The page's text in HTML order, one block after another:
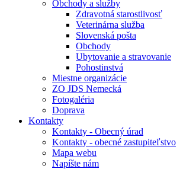
Obchody a služby
Zdravotná starostlivosť
Veterinárna služba
Slovenská pošta
Obchody
Ubytovanie a stravovanie
Pohostinstvá
Miestne organizácie
ZO JDS Nemecká
Fotogaléria
Doprava
Kontakty
Kontakty - Obecný úrad
Kontakty - obecné zastupiteľstvo
Mapa webu
Napíšte nám